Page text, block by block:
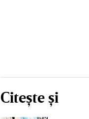
Citește și